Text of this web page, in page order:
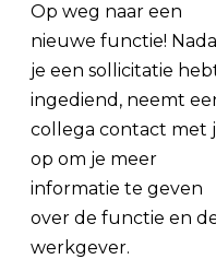
Op weg naar een
nieuwe functie!
je een sollicitatie
ingediend, neemt
collega contact met
op om je meer
informatie te geven
over de functie en
werkgever.